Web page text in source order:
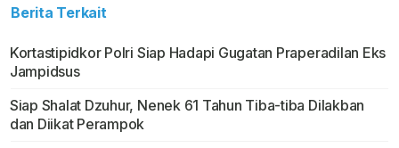
Berita Terkait
Kortastipidkor Polri Siap Hadapi Gugatan Praperadilan Eks
Jampidsus
Siap Shalat Dzuhur, Nenek 61 Tahun Tiba-tiba Dilakban
dan Diikat Perampok